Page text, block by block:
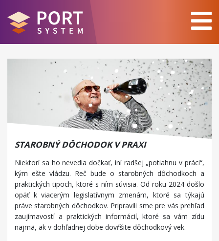
STAROBNÝ DÔCHODOK V PRAXI
Niektorí sa ho nevedia dočkať, iní radšej „potiahnu v práci“,
kým ešte vládzu. Reč bude o starobných dôchodkoch a
praktických tipoch, ktoré s ním súvisia. Od roku 2024 došlo
opäť k viacerým legislatívnym zmenám, ktoré sa týkajú
práve starobných dôchodkov. Pripravili sme pre vás prehľad
zaujímavostí a praktických informácií, ktoré sa vám zídu
najmä, ak v dohľadnej dobe dovŕšite dôchodkový vek.